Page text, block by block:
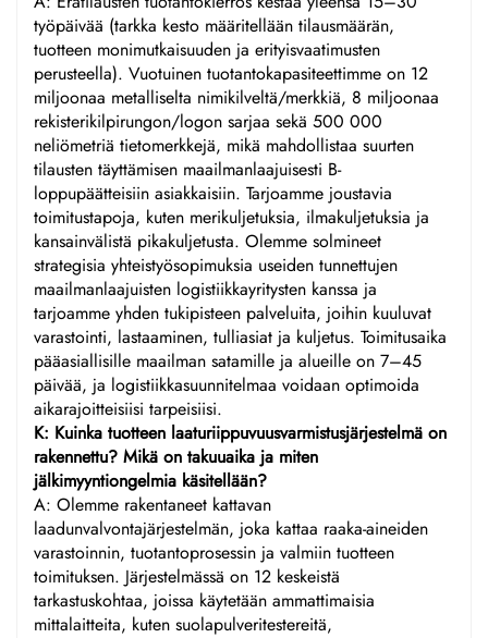
työpäivää (tarkka kesto määritellään tilausmäärän,
tuotteen monimutkaisuuden ja erityisvaatimusten
perusteella). Vuotuinen tuotantokapasiteettimme on 12
miljoonaa metalliselta nimikilveltä/merkkiä, 8 miljoonaa
rekisterikilpirungon/logon sarjaa sekä 500 000
neliömetriä tietomerkkejä, mikä mahdollistaa suurten
tilausten täyttämisen maailmanlaajuisesti B-
loppupäätteisiin asiakkaisiin. Tarjoamme joustavia
toimitustapoja, kuten merikuljetuksia, ilmakuljetuksia ja
kansainvälistä pikakuljetusta. Olemme solmineet
strategisia yhteistyösopimuksia useiden tunnettujen
maailmanlaajuisten logistiikkayritysten kanssa ja
tarjoamme yhden tukipisteen palveluita, joihin kuuluvat
varastointi, lastaaminen, tulliasiat ja kuljetus. Toimitusaika
pääasiallisille maailman satamille ja alueille on 7–45
päivää, ja logistiikkasuunnitelmaa voidaan optimoida
aikarajoitteisiisi tarpeisiisi.
K: Kuinka tuotteen laaturiippuvuusvarmistusjärjestelmä on
rakennettu? Mikä on takuuaika ja miten
jälkimyyntiongelmia käsitellään?
A: Olemme rakentaneet kattavan
laadunvalvontajärjestelmän, joka kattaa raaka-aineiden
varastoinnin, tuotantoprosessin ja valmiin tuotteen
toimituksen. Järjestelmässä on 12 keskeistä
tarkastuskohtaa, joissa käytetään ammattimaisia
mittalaitteita, kuten suolapulveritestereitä,